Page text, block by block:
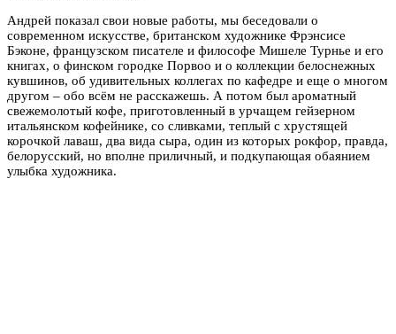
Андрей показал свои новые работы, мы беседовали о
современном искусстве, британском художнике Фрэнсисе
Бэконе, французском писателе и философе Мишеле Турнье и его
книгах, о финском городке Порвоо и о коллекции белоснежных
кувшинов, об удивительных коллегах по кафедре и еще о многом
другом – обо всём не расскажешь. А потом был ароматный
свежемолотый кофе, приготовленный в урчащем гейзерном
итальянском кофейнике, со сливками, теплый с хрустящей
корочкой лаваш, два вида сыра, один из которых рокфор, правда,
белорусский, но вполне приличный, и подкупающая обаянием
улыбка художника.